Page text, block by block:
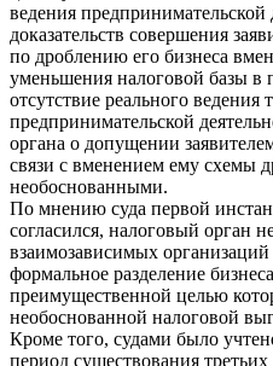
ведения предпринимательской
доказательств совершения
по дроблению его бизнеса
уменьшения налоговой базы в
отсутствие реального ведения
предпринимательской
органа о допущении
связи с вменением ему схемы
необоснованными.
По мнению суда первой
согласился, налоговый орган
взаимозависимых
формальное разделение
преимущественной целью
необоснованной налоговой
Кроме того, судами было
период существования